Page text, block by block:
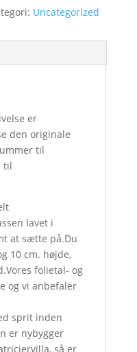
Uncategorized
er
den originale
til
til
lavet i
at sætte på.Du
10 cm. højde,
folietal- og
og vi anbefaler
sprit inden
er nybygger
så er